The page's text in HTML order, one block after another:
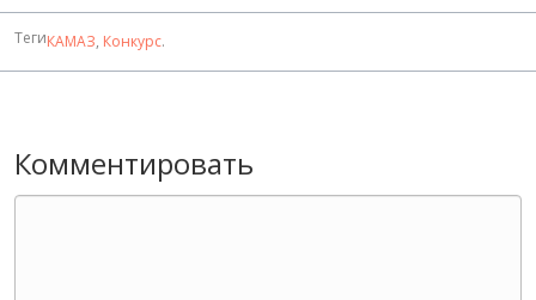
ТегиКАМАЗ, Конкурс.
Комментировать